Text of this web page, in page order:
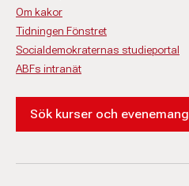
Om kakor
Tidningen Fönstret
Socialdemokraternas studieportal
ABFs intranät
Sök kurser och evenemang